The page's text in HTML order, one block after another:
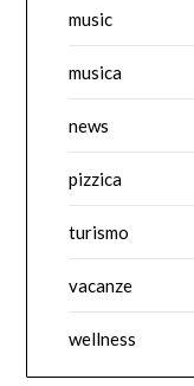
music
musica
news
pizzica
turismo
vacanze
wellness